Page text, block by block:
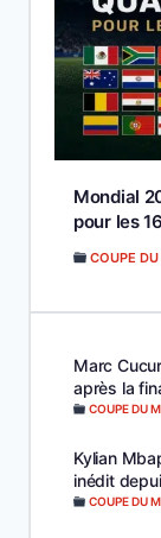
Mondial
pour les
COUPE
Marc
après la
COUPE DU
Kylian
inédit
COUPE DU